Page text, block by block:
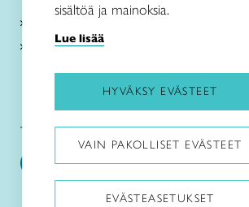
Kirjaudu Arviin
Kirjaudu Taitocampukseen
Taitoliitto: Taito-lehti:
sisältöä ja mainoksia.
Lue lisää
HYVÄKSY EVÄSTEET
VAIN PAKOLLISET EVÄSTEET
EVÄSTEASETUKSET